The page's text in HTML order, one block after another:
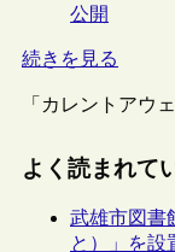
公開
続きを見る
「カレントアウ
よく読まれて
武雄市図書
と）」を設